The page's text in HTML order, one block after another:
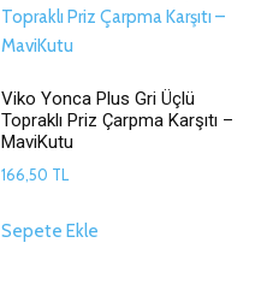
Viko Yonca Plus Gri Üçlü
Topraklı Priz Çarpma Karşıtı –
MaviKutu
166,50 TL
Sepete Ekle